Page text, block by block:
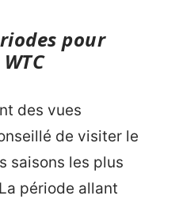
pour
des vues
de visiter le
saisons les plus
période allant